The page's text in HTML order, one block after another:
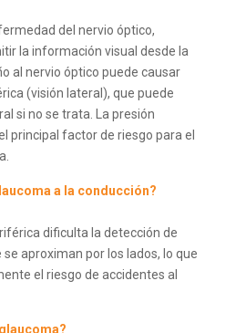
del nervio óptico,
la información visual desde la
al nervio óptico puede causar
(visión lateral), que puede
si no se trata. La presión
principal factor de riesgo para el
a la conducción?
dificulta la detección de
aproximan por los lados, lo que
el riesgo de accidentes al